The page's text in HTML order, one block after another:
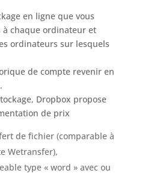
en ligne que vous
à chaque ordinateur et
ordinateurs sur lesquels
de compte revenir en
Dropbox propose
de prix
de fichier (comparable à
Wetransfer),
type « word » avec ou